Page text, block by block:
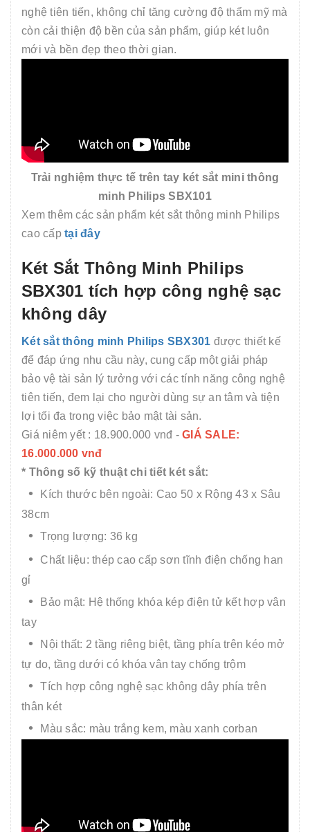
nghệ tiên tiến, không chỉ tăng cường độ thẩm mỹ mà
còn cải thiện độ bền của sản phẩm, giúp két luôn
mới và bền đẹp theo thời gian.
Trải nghiệm thực tế trên tay két sắt mini thông
minh Philips SBX101
Xem thêm các sản phẩm két sắt thông minh Philips
cao cấp tại đây
Két Sắt Thông Minh Philips
SBX301 tích hợp công nghệ sạc
không dây
Két sắt thông minh Philips SBX301 được thiết kế
để đáp ứng nhu cầu này, cung cấp một giải pháp
bảo vệ tài sản lý tưởng với các tính năng công nghệ
tiên tiến, đem lại cho người dùng sự an tâm và tiện
lợi tối đa trong việc bảo mật tài sản.
Giá niêm yết : 18.900.000 vnđ - GIÁ SALE:
16.000.000 vnđ
* Thông số kỹ thuật chi tiết két sắt:
Kích thước bên ngoài: Cao 50 x Rộng 43 x Sâu
38cm
Trọng lượng: 36 kg
Chất liệu: thép cao cấp sơn tĩnh điện chống han
gỉ
Bảo mật: Hệ thống khóa kép điện tử kết hợp vân
tay
Nội thất: 2 tầng riêng biệt, tầng phía trên kéo mở
tự do, tầng dưới có khóa vân tay chống trộm
Tích hợp công nghệ sạc không dây phía trên
thân két
Màu sắc: màu trắng kem, màu xanh corban